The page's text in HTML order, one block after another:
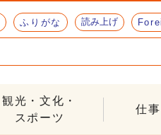
ふりがな 読み上げ
観光・文化・
スポーツ
仕